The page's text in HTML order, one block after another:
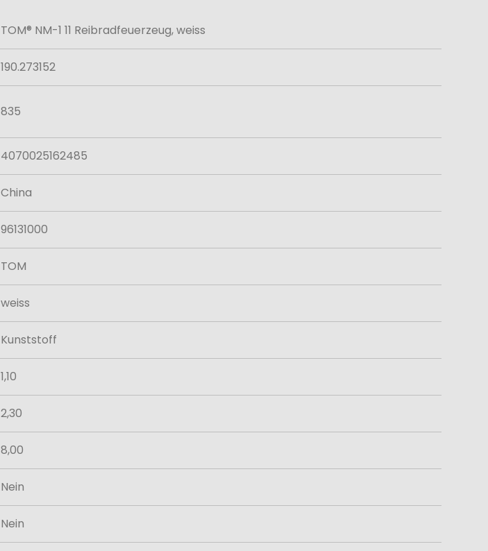
TOM® NM-1 11 Reibradfeuerzeug, weiss
190.273152
835
4070025162485
China
96131000
TOM
weiss
Kunststoff
1,10
2,30
8,00
Nein
Nein